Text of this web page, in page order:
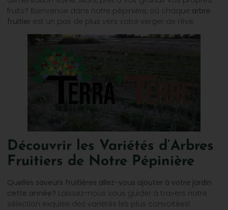
fruits? Bienvenue dans notre pépinière, où chaque arbre
fruitier est un pas de plus vers votre verger de rêve.
Découvrir les Variétés d’Arbres
Fruitiers de Notre Pépinière
Quelles saveurs fruitières allez-vous ajouter à votre jardin
cette année? Laissez-nous vous guider à travers notre
sélection exquise des variétés les plus convoitées!